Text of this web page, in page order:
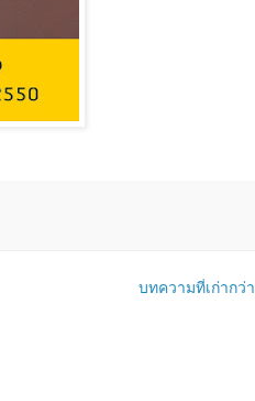
บทความที่เก่ากว่า